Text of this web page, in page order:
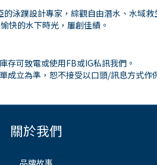
泳蹼設計專家，綜觀自由潛水、水域
快的水下時光，屢創佳績。
存可致電或使用FB或IG私訊我們。
成立為準，恕不接受以口頭/訊息方式作
關於我們
品牌故事